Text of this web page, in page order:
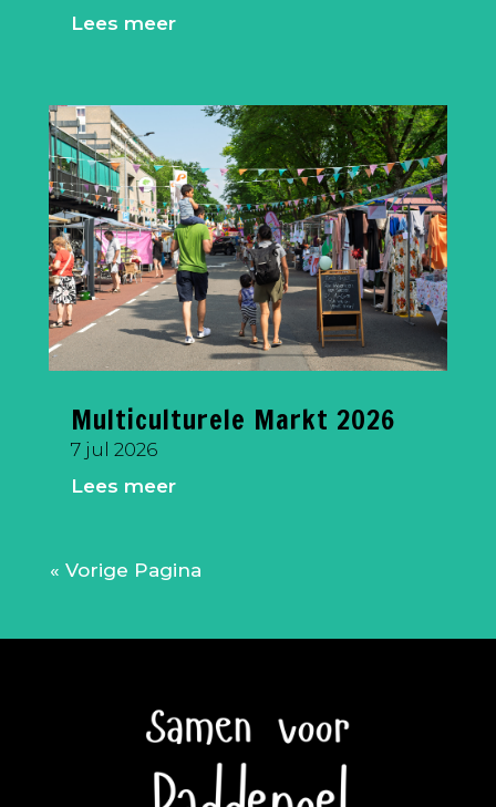
Lees meer
Multiculturele Markt 2026
7 jul 2026
Lees meer
« Vorige Pagina